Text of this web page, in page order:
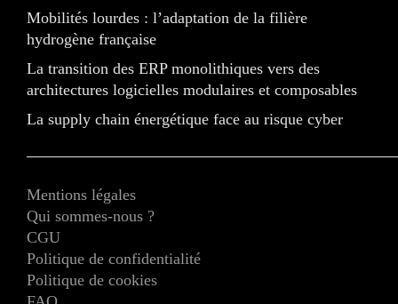
Mobilités lourdes : l’adaptation de la filière
hydrogène française
La transition des ERP monolithiques vers des
architectures logicielles modulaires et composables
La supply chain énergétique face au risque cyber
Mentions légales
Qui sommes-nous ?
CGU
Politique de confidentialité
Politique de cookies